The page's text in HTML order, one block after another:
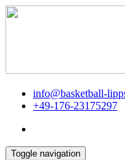
info@basketball-
+49-176-23175297
Toggle navigation